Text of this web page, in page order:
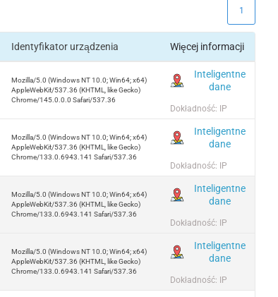
1
Identyfikator urządzenia Więcej informacji
Mozilla/5.0 (Windows NT 10.0; Win64; x64)
AppleWebKit/537.36 (KHTML, like Gecko)
Chrome/145.0.0.0 Safari/537.36
Inteligentne
dane
Dokładność: IP
Mozilla/5.0 (Windows NT 10.0; Win64; x64)
AppleWebKit/537.36 (KHTML, like Gecko)
Chrome/133.0.6943.141 Safari/537.36
Inteligentne
dane
Dokładność: IP
Mozilla/5.0 (Windows NT 10.0; Win64; x64)
AppleWebKit/537.36 (KHTML, like Gecko)
Chrome/133.0.6943.141 Safari/537.36
Inteligentne
dane
Dokładność: IP
Mozilla/5.0 (Windows NT 10.0; Win64; x64)
AppleWebKit/537.36 (KHTML, like Gecko)
Chrome/133.0.6943.141 Safari/537.36
Inteligentne
dane
Dokładność: IP